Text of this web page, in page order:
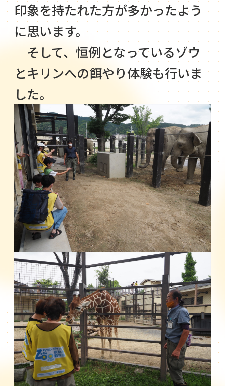
印象を持たれた方が多かったよう
に思います。
そして、恒例となっているゾウ
とキリンへの餌やり体験も行いま
した。